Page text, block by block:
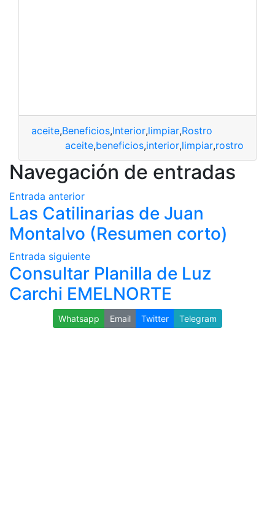
aceite,Beneficios,Interior,limpiar,Rostro
aceite,beneficios,interior,limpiar,rostro
Navegación de entradas
Entrada anterior
Las Catilinarias de Juan
Montalvo (Resumen corto)
Entrada siguiente
Consultar Planilla de Luz
Carchi EMELNORTE
Whatsapp Email Twitter Telegram